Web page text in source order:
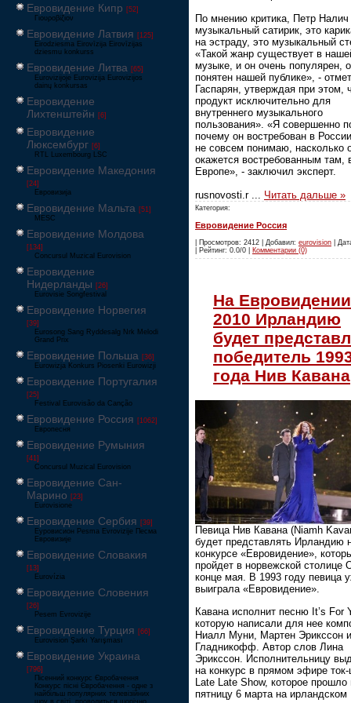
Евровидение Кипр [52]
Γιουροβίζιον
Евровидение Латвия [125]
Eirodziesma Eirovīzija Eirovīzijas
dziesmu konkurss
Евровидение Литва [65]
Eurovizijoje Eurovizija Eurovizijos
dainų konkursas
Евровидение
Лихтенштейн [6]
Евровидение
Люксембург [6]
RTL Luxembourg LSC
Евровидение Македония
[24]
Евровизија
Евровидение Мальта [51]
MESC
Евровидение Молдова
[134]
Concursul Muzical Eurovision
Евровидение
Нидерланды [26]
Eurovisie Songfestival
Евровидение Норвегия
[39]
Eurosong Sang Ryddesalg Nrk Melodi
Grand Prix
Евровидение Польша [36]
Eurowizja Konkurs Piosenki Eurowizji
Евровидение Португалия
[25]
Festival Eurovisão da Canção
Евровидение Россия [1062]
Европесня
Евровидение Румыния
[41]
Concursul Muzical Eurovision
Евровидение Сан-
Марино [23]
Eurovisione
Евровидение Сербия [39]
Еуровисион Pesma Evrovizije Песма
Евровизије
Евровидение Словакия
[13]
Eurovízia
Евровидение Словения
[26]
Pesem Evrovizije
Евровидение Турция [66]
Eurovision Şarkı Yarışması
Евровидение Украина
[796]
Пісенний конкурс Євробачення
Конкурс пісні Євробачення - одне з
найбільш популярних телевізійних
шоу в світі, проводиться щорічно,
По мнению критика, Петр Налич
музыкальный сатирик, это
на эстраду, это музыкальный
«Такой жанр существует в
музыке, и он очень популярен,
понятен нашей публике», -
Гаспарян, утверждая при этом,
продукт исключительно для
внутреннего музыкального
пользования». «Я совершенно
почему он востребован в
не совсем понимаю, насколько
окажется востребованным там,
Европе», - заключил эксперт.
rusnovosti.r ... Читать дальше »
Категория:
Евровидение Россия
| Просмотров: 2412 | Добавил: eurovision |
| Рейтинг: 0.0/0 | Комментарии (0)
На Евровидении
2010 Ирландию
будет
победитель
года Нив Кавана
Певица Нив Кавана (Niamh
будет представлять Ирландию
конкурсе «Евровидение»,
пройдет в норвежской столице
конце мая. В 1993 году певица
выиграла «Евровидение».
Кавана исполнит песню It’s For
которую написали для нее
Ниалл Муни, Мартен Эрикссон
Гладникофф. Автор слов Лина
Эрикссон. Исполнительницу
на конкурс в прямом эфире
Late Late Show, которое прошло
пятницу 6 марта на ирландском